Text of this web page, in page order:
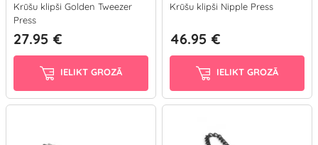
Krūšu klipši Golden Tweezer
Press
27.95 €
IELIKT GROZĀ
Krūšu klipši Nipple Press
46.95 €
IELIKT GROZĀ